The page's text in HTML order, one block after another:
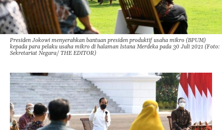
Presiden Jokowi menyerahkan bantuan presiden produktif usaha mikro (BPUM)
kepada para pelaku usaha mikro di halaman Istana Merdeka pada 30 Juli 2021 (Foto:
Sekretariat Negara/ THE EDITOR)